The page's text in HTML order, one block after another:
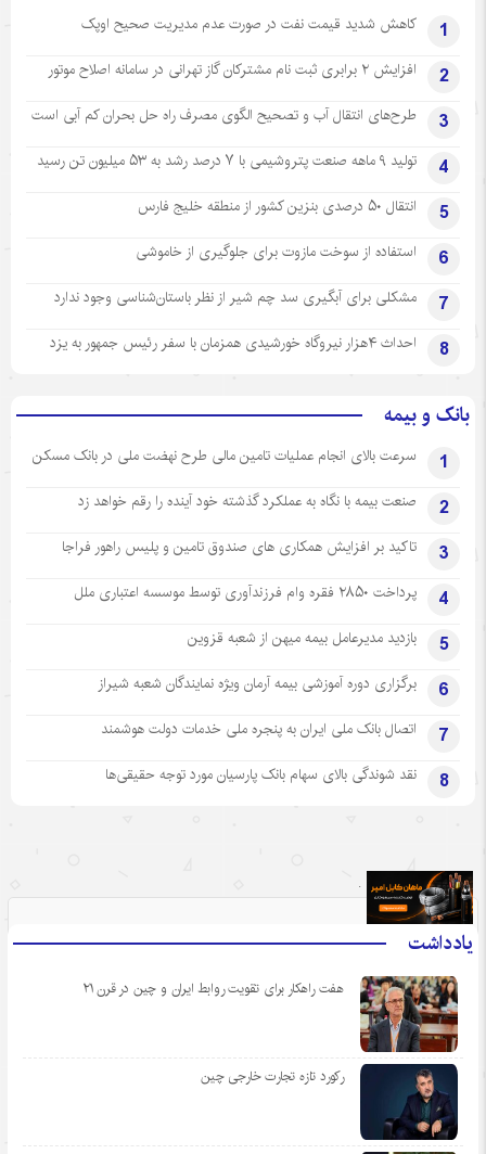
1 کاهش شدید قیمت نفت در صورت عدم مدیریت صحیح اوپک
2 افزایش ۲ برابری ثبت نام مشترکان گاز تهرانی‌ در سامانه اصلاح موتور
3 طرح‌های انتقال آب و تصحیح الگوی مصرف راه حل بحران کم آبی است
4 تولید ۹ ماهه صنعت پتروشیمی با ۷ درصد رشد به ۵۳ میلیون تن رسید
5 انتقال ۵۰ درصدی بنزین کشور از منطقه خلیج فارس
6 استفاده از سوخت مازوت برای جلوگیری از خاموشی
7 مشکلی برای آبگیری سد چم شیر از نظر باستان‌شناسی وجود ندارد
8 احداث ۴هزار نیروگاه خورشیدی همزمان با سفر رئیس جمهور به یزد
بانک و بیمه
1 سرعت بالای انجام عملیات تامین مالی طرح نهضت ملی در بانک مسکن
2 صنعت بیمه با نگاه به عملکرد گذشته خود آینده را رقم خواهد زد
3 تاکید بر افزایش همکاری های صندوق تامین و پلیس راهور فراجا
4 پرداخت ۲۸۵۰ فقره وام فرزندآوری توسط موسسه اعتباری ملل
5 بازدید مدیرعامل بیمه میهن از شعبه قزوین
6 برگزاری دوره آموزشی بیمه آرمان ویژه نمایندگان شعبه شیراز
7 اتصال بانک ملی ایران به پنجره ملی خدمات دولت هوشمند
8 نقد شوندگی بالای سهام بانک پارسیان مورد توجه حقیقی‌ها
یادداشت
هفت راهکار برای تقویت روابط ایران و چین در قرن ۲۱
رکورد تازه تجارت خارجی چین
.